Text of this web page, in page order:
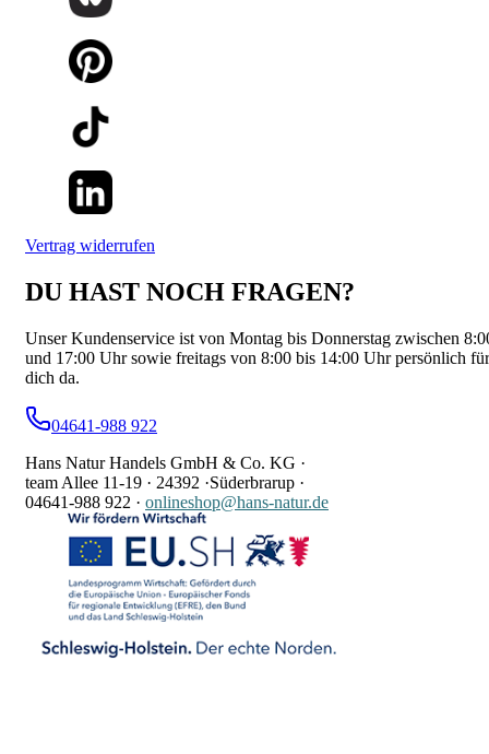
Vertrag widerrufen
DU HAST NOCH FRAGEN?
Unser Kundenservice ist von Montag bis Donnerstag zwischen
und 17:00 Uhr sowie freitags von 8:00 bis 14:00 Uhr persönlich für
dich da.
04641-988 922
Hans Natur Handels GmbH & Co. KG ·
team Allee 11-19 · 24392 ·Süderbrarup ·
04641-988 922 · onlineshop@hans-natur.de